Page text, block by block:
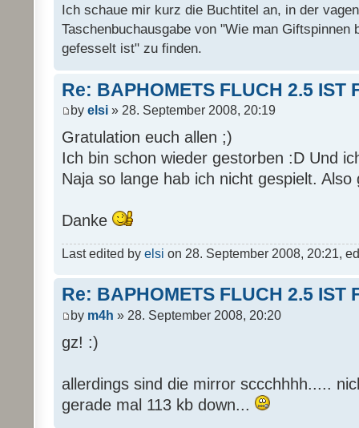
Ich schaue mir kurz die Buchtitel an, in der
Taschenbuchausgabe von "Wie man Giftspinnen
gefesselt ist" zu finden.
Re: BAPHOMETS FLUCH 2.5 IST
by elsi » 28. September 2008, 20:19
Gratulation euch allen ;)
Ich bin schon wieder gestorben :D Und
Naja so lange hab ich nicht gespielt. Also
Danke
Last edited by elsi on 28. September 2008, 20:21,
Re: BAPHOMETS FLUCH 2.5 IST
by m4h » 28. September 2008, 20:20
gz! :)
allerdings sind die mirror sccchhhh.....
gerade mal 113 kb down...